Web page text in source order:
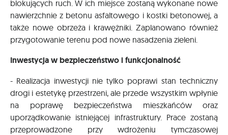
blokujących ruch. W ich miejsce zostaną wykonane nowe
nawierzchnie z betonu asfaltowego i kostki betonowej, a
także nowe obrzeża i krawężniki. Zaplanowano również
przygotowanie terenu pod nowe nasadzenia zieleni.
Inwestycja w bezpieczeństwo i funkcjonalność
- Realizacja inwestycji nie tylko poprawi stan techniczny
drogi i estetykę przestrzeni, ale przede wszystkim wpłynie
na poprawę bezpieczeństwa mieszkańców oraz
uporządkowanie istniejącej infrastruktury. Prace zostaną
przeprowadzone przy wdrożeniu tymczasowej